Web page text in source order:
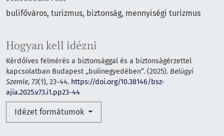
bulifőváros, turizmus, biztonság, mennyiségi turizmus
Hogyan kell idézni
Kérdőíves felmérés a biztonsággal és a biztonságérzettel
kapcsolatban Budapest „bulinegyedében”. (2025). Belügyi
Szemle, 73(1), 23-44. https://doi.org/10.38146/bsz-
ajia.2025.v73.i1.pp23-44
Idézet formátumok